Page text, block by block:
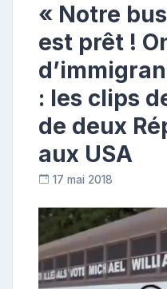
« Notre
est prêt !
: les clips
de deux
aux USA
17 mai 2018
e
s
t